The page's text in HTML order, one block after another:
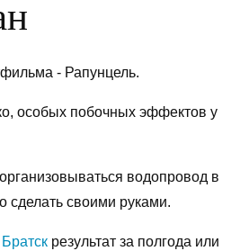
- Рапунцель.
особых побочных эффектов у
водопровод в
сделать своими руками.
результат за полгода или